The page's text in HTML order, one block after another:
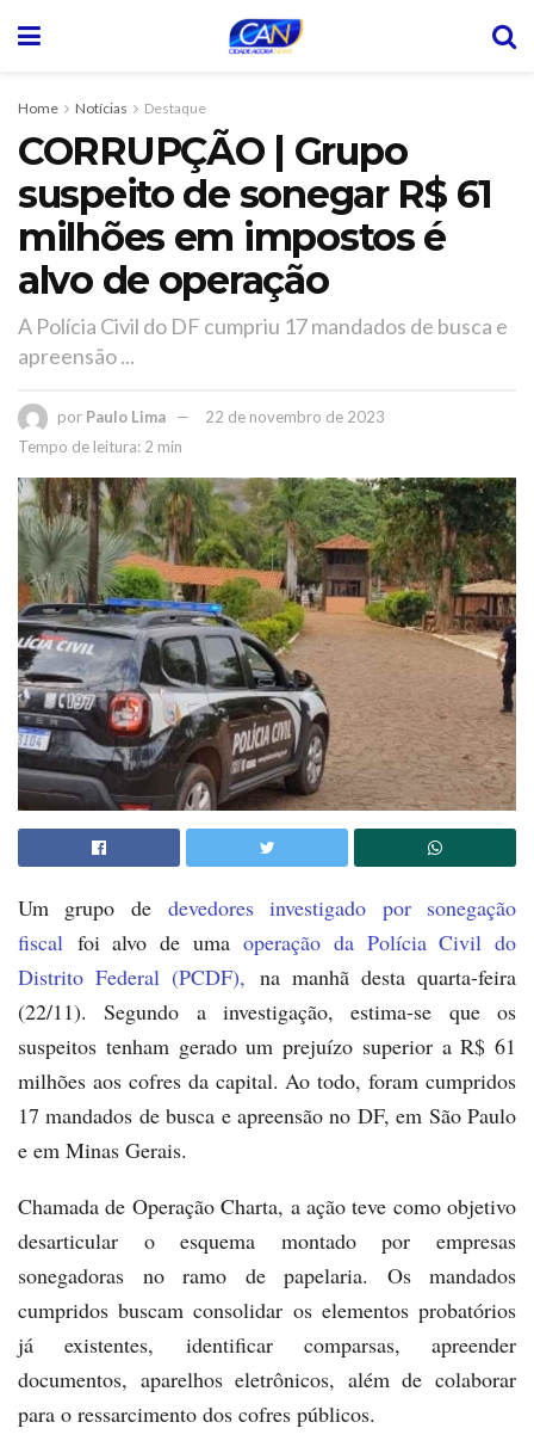
Home Notícias Destaque
CORRUPÇÃO | Grupo
suspeito de sonegar R$ 61
milhões em impostos é
alvo de operação
A Polícia Civil do DF cumpriu 17 mandados de busca e
apreensão ...
por Paulo Lima
22 de novembro de 2023
Tempo de leitura: 2 min
Um grupo de devedores investigado por sonegação
fiscal foi alvo de umaoperação da Polícia Civil do
Distrito Federal (PCDF), na manhã desta quarta-feira
(22/11). Segundo a investigação, estima-se que os
suspeitos tenham gerado um prejuízo superior a R$ 61
milhões aos cofres da capital. Ao todo, foram cumpridos
17 mandados de busca e apreensão no DF, em São Paulo
e em Minas Gerais.
Chamada de Operação Charta, a ação teve como objetivo
desarticular o esquema montado por empresas
sonegadoras no ramo de papelaria. Os mandados
cumpridos buscam consolidar os elementos probatórios
já existentes, identificar comparsas, apreender
documentos, aparelhos eletrônicos, além de colaborar
para o ressarcimento dos cofres públicos.